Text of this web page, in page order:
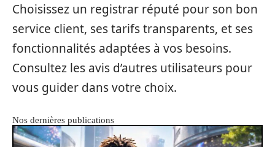
Choisissez un registrar réputé pour son bon
service client, ses tarifs transparents, et ses
fonctionnalités adaptées à vos besoins.
Consultez les avis d’autres utilisateurs pour
vous guider dans votre choix.
Nos dernières publications